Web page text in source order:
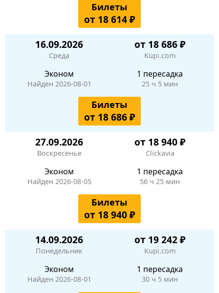
Билеты
от 18 614 ₽
16.09.2026
Среда
от 18 686 ₽
Kupi.com
Эконом
Найден 2026-08-01
1 пересадка
25 ч 5 мин
Билеты
от 18 686 ₽
27.09.2026
Воскресенье
от 18 940 ₽
Clickavia
Эконом
Найден 2026-08-05
1 пересадка
56 ч 25 мин
Билеты
от 18 940 ₽
14.09.2026
Понедельник
от 19 242 ₽
Kupi.com
Эконом
Найден 2026-08-01
1 пересадка
30 ч 5 мин